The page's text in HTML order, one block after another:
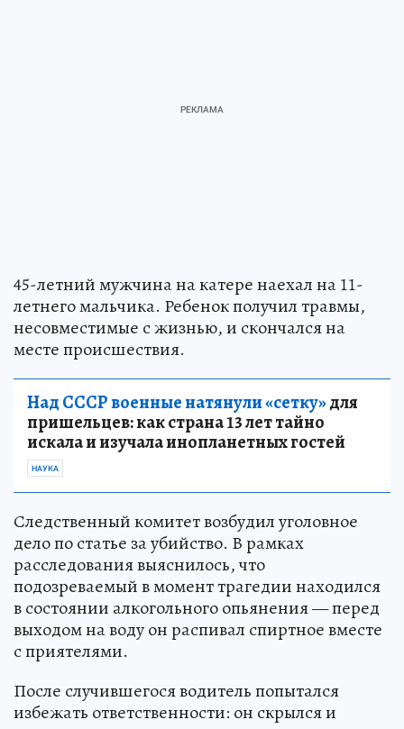
45-летний мужчина на катере наехал на 11-
летнего мальчика. Ребенок получил травмы,
несовместимые с жизнью, и скончался на
месте происшествия.
Над СССР военные натянули «сетку»для
пришельцев: как страна 13 лет тайно
искала и изучала инопланетных гостей
НАУКА
Следственный комитет возбудил уголовное
дело по статье за убийство. В рамках
расследования выяснилось, что
подозреваемый в момент трагедии находился
в состоянии алкогольного опьянения — перед
выходом на воду он распивал спиртное вместе
с приятелями.
После случившегося водитель попытался
избежать ответственности: он скрылся и